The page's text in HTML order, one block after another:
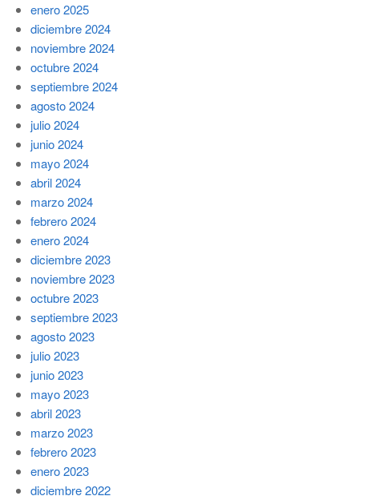
enero 2025
diciembre 2024
noviembre 2024
octubre 2024
septiembre 2024
agosto 2024
julio 2024
junio 2024
mayo 2024
abril 2024
marzo 2024
febrero 2024
enero 2024
diciembre 2023
noviembre 2023
octubre 2023
septiembre 2023
agosto 2023
julio 2023
junio 2023
mayo 2023
abril 2023
marzo 2023
febrero 2023
enero 2023
diciembre 2022